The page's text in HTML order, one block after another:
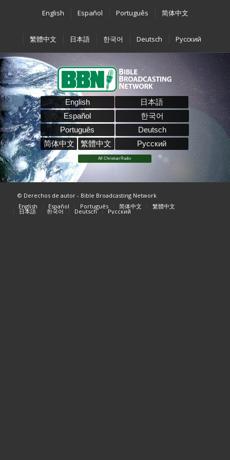
English Español Português 简体中文
繁體中文 日本語 한국어 Deutsch Pусский
English
Español
Português
简体中文
繁體中文
日本語
한국어
Deutsch
Pусский
All Christian Radio
© Derechos de autor - Bible Broadcasting Network
English
Español Português 简体中文 繁體中文
日本語 한국어 Deutsch Pусский